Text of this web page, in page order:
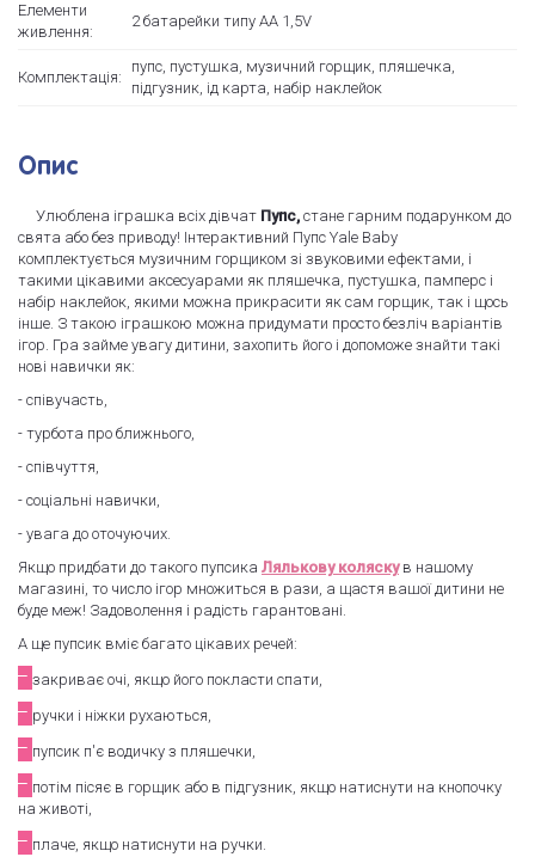
Елементи
живлення:
2 батарейки типу АА 1,5V
Комплектація:
пупс, пустушка, музичний горщик, пляшечка,
підгузник, ід карта, набір наклейок
Опис
Улюблена іграшка всіх дівчат Пупс, стане гарним подарунком до
свята або без приводу! Інтерактивний Пупс Yale Baby
комплектується музичним горщиком зі звуковими ефектами, і
такими цікавими аксесуарами як пляшечка, пустушка, памперс і
набір наклейок, якими можна прикрасити як сам горщик, так і щось
інше. З такою іграшкою можна придумати просто безліч варіантів
ігор. Гра займе увагу дитини, захопить його і допоможе знайти такі
нові навички як:
- співучасть,
- турбота про ближнього,
- співчуття,
- соціальні навички,
- увага до оточуючих.
Якщо придбати до такого пупсика Лялькову коляскув нашому
магазині, то число ігор множиться в рази, а щастя вашої дитини не
буде меж! Задоволення і радість гарантовані.
А ще пупсик вміє багато цікавих речей:
᠆ закриває очі, якщо його покласти спати,
᠆ ручки і ніжки рухаються,
᠆ пупсик п'є водичку з пляшечки,
᠆ потім пісяє в горщик або в підгузник, якщо натиснути на кнопочку
на животі,
᠆ плаче, якщо натиснути на ручки.